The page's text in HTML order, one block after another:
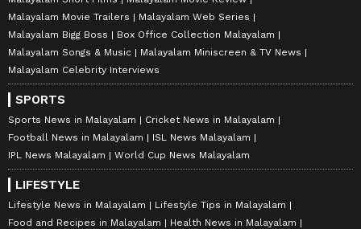
Malayalam Movie Trailers
Malayalam Web Series
Malayalam Bigg Boss
Box Office Collection Malayalam
Malayalam Songs & Music
Malayalam Miniscreen & TV News
Malayalam Celebrity Interviews
SPORTS
Sports News in Malayalam
Cricket News in Malayalam
Football News in Malayalam
ISL News Malayalam
IPL News Malayalam
World Cup News Malayalam
LIFESTYLE
Lifestyle News in Malayalam
Lifestyle Tips in Malayalam
Food and Recipes in Malayalam
Health News in Malayalam